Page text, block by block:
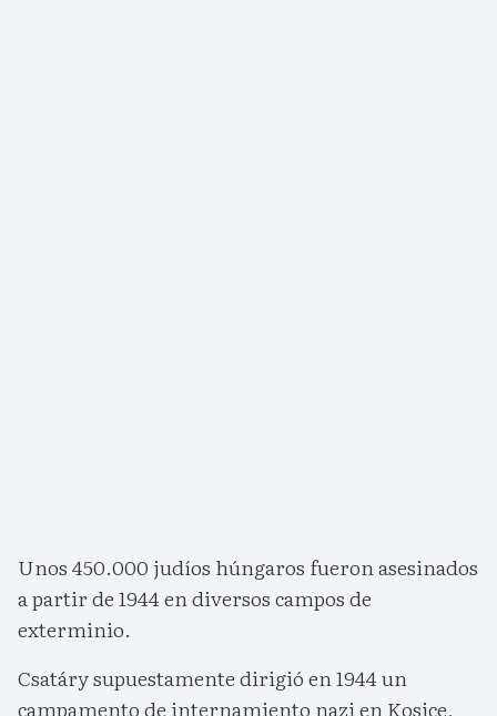
Unos 450.000 judíos húngaros fueron asesinados
a partir de 1944 en diversos campos de
exterminio.
Csatáry supuestamente dirigió en 1944 un
campamento de internamiento nazi en Kosice,